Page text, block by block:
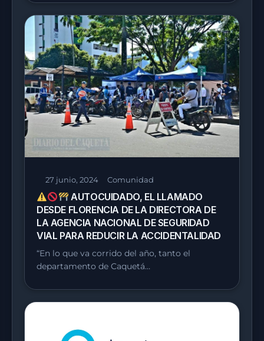
27 junio, 2024 Comunidad
AUTOCUIDADO, EL LLAMADO
DESDE FLORENCIA DE LA DIRECTORA DE
LA AGENCIA NACIONAL DE SEGURIDAD
VIAL PARA REDUCIR LA ACCIDENTALIDAD
“En lo que va corrido del año, tanto el
departamento de Caquetá…